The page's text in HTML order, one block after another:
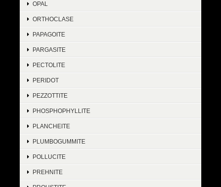
OPAL
ORTHOCLASE
PAPAGOITE
PARGASITE
PECTOLITE
PERIDOT
PEZZOTTITE
PHOSPHOPHYLLITE
PLANCHEITE
PLUMBOGUMMITE
POLLUCITE
PREHNITE